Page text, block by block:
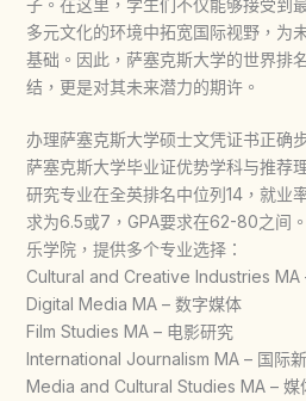
子。在这里，学生们不仅能够接受到
多元文化的环境中拓宽国际视野，为
基础。因此，萨塞克斯大学的世界排
结，更是对其未来潜力的期许。
办理萨塞克斯大学硕士文凭证书正确
萨塞克斯大学毕业证优势学科与推荐
研究专业在全英排名中位列14，就业
求为6.5或7，GPA要求在62-80之间
乐学院，提供多个专业选择：
Cultural and Creative Industries MA
Digital Media MA – 数字媒体
Film Studies MA – 电影研究
International Journalism MA – 国际
Media and Cultural Studies MA – 媒